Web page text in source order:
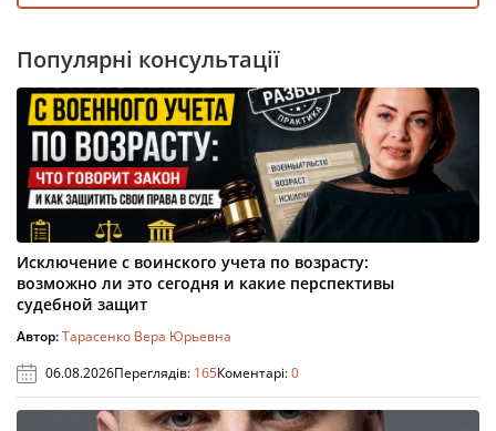
Популярні консультації
Исключение с воинского учета по возрасту:
возможно ли это сегодня и какие перспективы
судебной защит
Автор:Тарасенко Вера Юрьевна
06.08.2026Переглядів: 165Коментарі:0